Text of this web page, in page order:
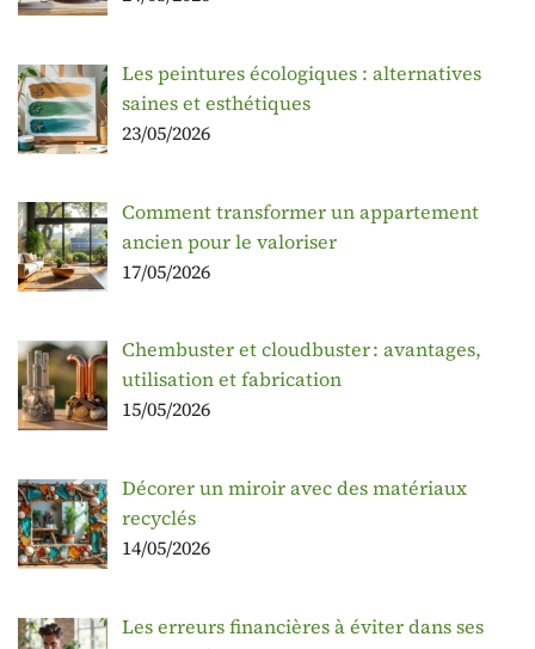
Les peintures écologiques : alternatives
saines et esthétiques
23/05/2026
Comment transformer un appartement
ancien pour le valoriser
17/05/2026
Chembuster et cloudbuster : avantages,
utilisation et fabrication
15/05/2026
Décorer un miroir avec des matériaux
recyclés
14/05/2026
Les erreurs financières à éviter dans ses